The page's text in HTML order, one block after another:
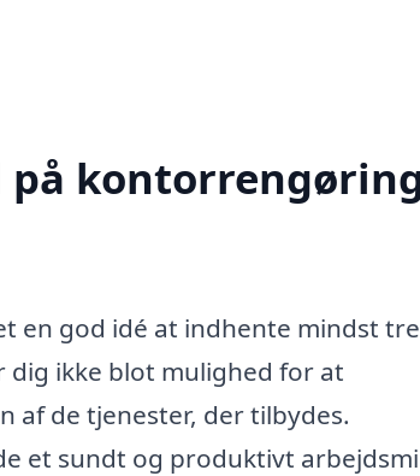
en god idé at indhente mindst tre
ikke blot mulighed for at
af de tjenester, der tilbydes.
et sundt og produktivt